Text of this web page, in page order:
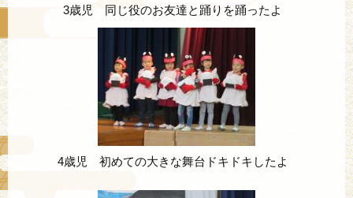
3歳児 同じ役のお友達と踊りを踊ったよ
4歳児 初めての大きな舞台ドキドキしたよ